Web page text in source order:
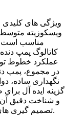
ویژگی‌ های کلیدی
ویسکوزیته متوسط
مناسب است.
کاتالوگ پمپ
عملکرد خطوط
در مجموع، پمپ
نگهداری ساده،
گزینه ایده‌ آل
و شناخت دقیق آن
تصمیم‌ گیری‌ های مهندسی و صنعتی محسوب می‌ شود.